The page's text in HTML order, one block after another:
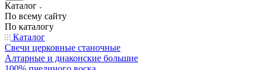
Каталог
По всему сайту
По каталогу
Каталог
Свечи церковные станочные
Алтарные и диаконские большие